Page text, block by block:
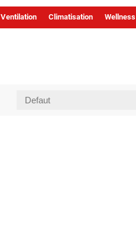
Ventilation Climatisation Wellness